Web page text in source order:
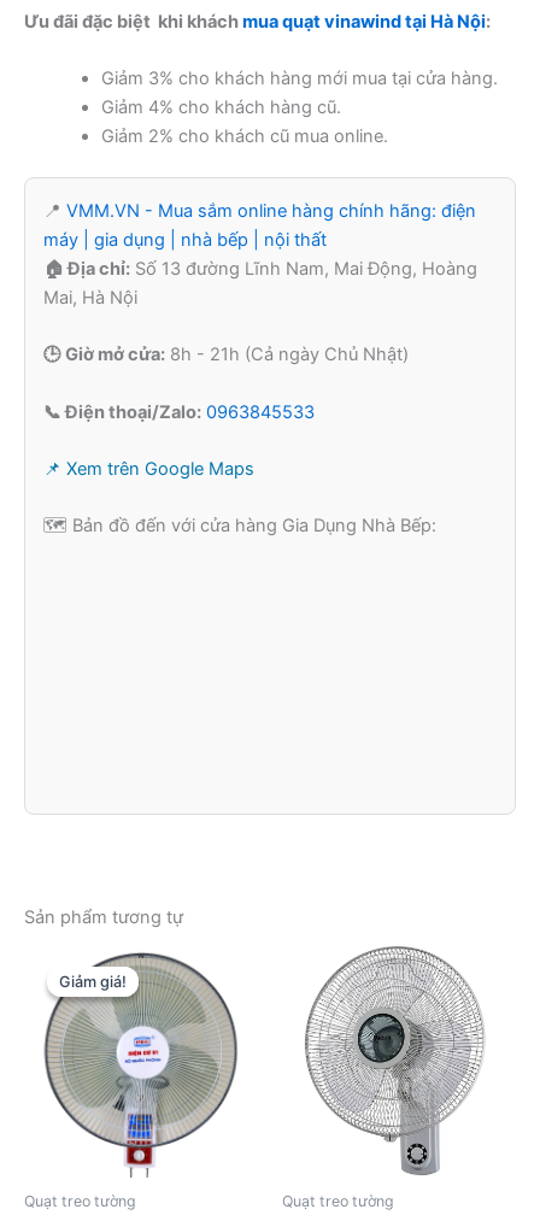
Ưu đãi đặc biệt khi kháchmua quạt vinawind tại Hà Nội:
Giảm 3% cho khách hàng mới mua tại cửa hàng.
Giảm 4% cho khách hàng cũ.
Giảm 2% cho khách cũ mua online.
📍 VMM.VN - Mua sắm online hàng chính hãng: điện
máy | gia dụng | nhà bếp | nội thất
🏠 Địa chỉ: Số 13 đường Lĩnh Nam, Mai Động, Hoàng
Mai, Hà Nội
🕒 Giờ mở cửa: 8h - 21h (Cả ngày Chủ Nhật)
📞 Điện thoại/Zalo: 0963845533
📌 Xem trên Google Maps
🗺️ Bản đồ đến với cửa hàng Gia Dụng Nhà Bếp:
Sản phẩm tương tự
Giảm giá!
Giảm giá!
Quạt treo tường Quạt treo tường